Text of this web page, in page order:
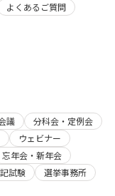
よくあるご質問
議
分科会・定例会
ウェビナー
忘年会・新年会
試験
選挙事務所